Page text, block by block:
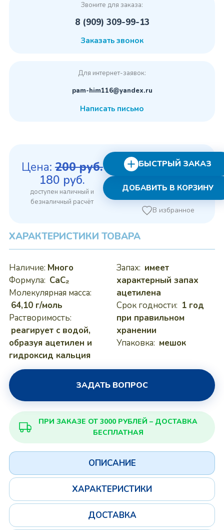
Звоните для заказа:
8 (909) 309-99-13
Заказать звонок
Для интернет-заявок:
pam-him116@yandex.ru
Написать письмо
Цена: 200руб.
Первоначальная
цена
составляла
180 руб. Текущая
цена:
180 руб..
ДОБАВИТЬ В КОРЗИНУ
БЫСТРЫЙ ЗАКАЗ
В избранное
ХАРАКТЕРИСТИКИ ТОВАРА
Наличие: Много
Формула: CaC₂
Молекулярная масса:
64,10 г/моль
Растворимость:
реагирует с водой,
образуя ацетилен и
гидроксид кальция
Запах: имеет
характерный запах
ацетилена
Срок годности: 1 год
при правильном
хранении
Упаковка: мешок
ЗАДАТЬ ВОПРОС
ПРИ ЗАКАЗЕ ОТ 3000 РУБЛЕЙ – ДОСТАВКА
БЕСПЛАТНАЯ
ОПИСАНИЕ
ХАРАКТЕРИСТИКИ
ДОСТАВКА